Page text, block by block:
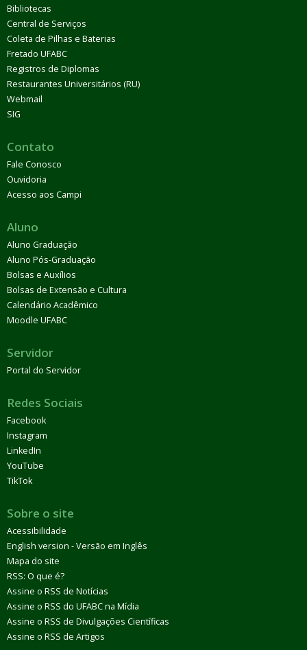
Bibliotecas
Central de Serviços
Coleta de Pilhas e Baterias
Fretado UFABC
Registros de Diplomas
Restaurantes Universitários (RU)
Webmail
SIG
Contato
Fale Conosco
Ouvidoria
Acesso aos Campi
Aluno
Aluno Graduação
Aluno Pós-Graduação
Bolsas e Auxílios
Bolsas de Extensão e Cultura
Calendário Acadêmico
Moodle UFABC
Servidor
Portal do Servidor
Redes Sociais
Facebook
Instagram
LinkedIn
YouTube
TikTok
Sobre o site
Acessibilidade
English version - Versão em Inglês
Mapa do site
RSS: O que é?
Assine o RSS de Notícias
Assine o RSS do UFABC na Mídia
Assine o RSS de Divulgações Científicas
Assine o RSS de Artigos